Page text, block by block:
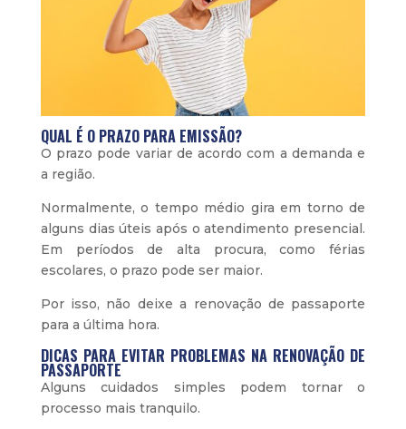
QUAL É O PRAZO PARA EMISSÃO?
O prazo pode variar de acordo com a demanda e
a região.
Normalmente, o tempo médio gira em torno de
alguns dias úteis após o atendimento presencial.
Em períodos de alta procura, como férias
escolares, o prazo pode ser maior.
Por isso, não deixe a renovação de passaporte
para a última hora.
DICAS PARA EVITAR PROBLEMAS NA RENOVAÇÃO DE
PASSAPORTE
Alguns cuidados simples podem tornar o
processo mais tranquilo.